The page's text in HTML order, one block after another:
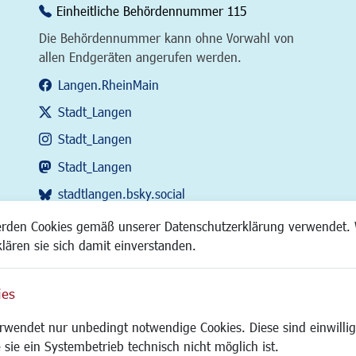
Cookies gemäß unserer Datenschutzerklärung
sie sich damit einverstanden.
nur unbedingt notwendige Cookies. Diese sind
ein Systembetrieb technisch nicht möglich ist.
Einheitliche Behördennummer 115
Die Behördennummer kann ohne Vorwahl von
allen Endgeräten angerufen werden.
Langen.RheinMain
Stadt_Langen
Stadt_Langen
Stadt_Langen
stadtlangen.bsky.social
RSS-Feed